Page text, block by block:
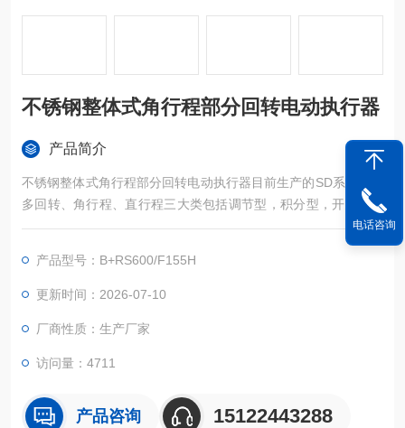
不锈钢整体式角行程部分回转电动执行器
产品简介
不锈钢整体式角行程部分回转电动执行器目前生产的SD系列包括
多回转、角行程、直行程三大类包括调节型，积分型，开关型及
各种特殊类型的执行机构。目前关键元器件全部进口，零部件的
加工，元器件筛选，整机装配到性能测试都按照法国伯纳德公司
生产工艺及技术要求进行，产品严格执行国家及标准。
产品型号：B+RS600/F155H
更新时间：2026-07-10
厂商性质：生产厂家
访问量：4711
产品咨询 15122443288
电话咨询